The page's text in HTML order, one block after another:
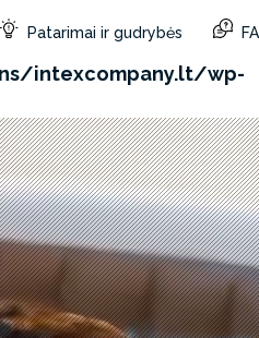
intexcompany.lt/wp-
Patarimai ir gudrybės